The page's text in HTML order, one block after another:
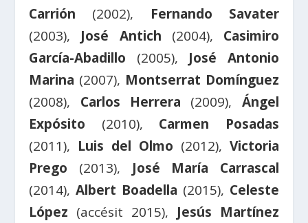
Carrión (2002), Fernando Savater
(2003), José Antich (2004), Casimiro
García-Abadillo (2005), José Antonio
Marina (2007), Montserrat Domínguez
(2008), Carlos Herrera (2009), Ángel
Expósito (2010), Carmen Posadas
(2011), Luis del Olmo (2012), Victoria
Prego (2013), José María Carrascal
(2014),Albert Boadella (2015), Celeste
López (accésit 2015), Jesús Martínez